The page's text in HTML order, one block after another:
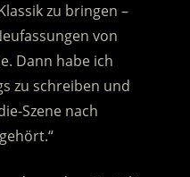
zu bringen –
von
Dann habe ich
zu schreiben und
Szene nach